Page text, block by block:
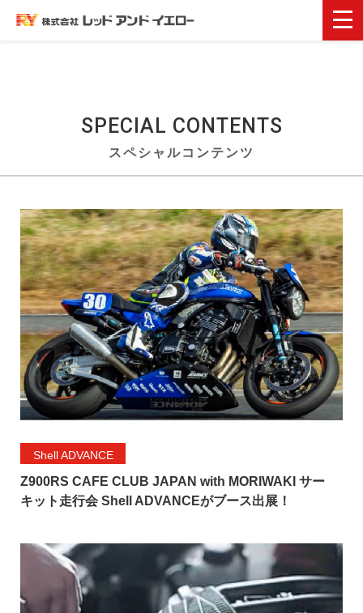
SPECIAL CONTENTS
スペシャルコンテンツ
Shell ADVANCE
Z900RS CAFE CLUB JAPAN with MORIWAKI サー
キット走行会 Shell ADVANCEがブース出展！